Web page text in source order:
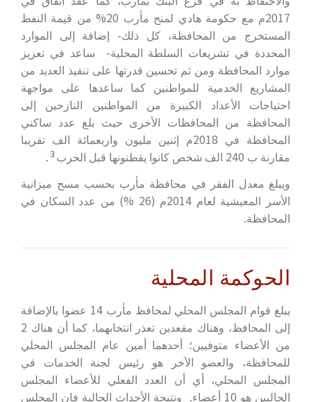
2017م مع حكومة هادي لمنح مأرب 20% من قيمة النفط
المستخرج من المحافظة، كل ذلك- إضافة إلى الموارد
المحددة في تشريعات السلطة المحلية- ساعد في تعزيز
موارد المحافظة ومن ثم تحسين قدرتها على تنفيذ العديد من
المشاريع الخدمية للمواطنين كما ساعدها على مواجهة
احتياجات الأعداد الكبيرة من المواطنين النازحين إلى
المحافظة من المحافظات الأخرى حيث بلغ عدد ساكني
المحافظة في 2018م إثنين مليون واربعمائة الف تقريبا
مقارنة ب 240 الف شخص كانوا يقطنونها قبل الحرب
3
.
ويبلغ معدل الفقر في محافظة مأرب بحسب مسح ميزانية
الأسر المعيشية لعام 2014م (26 %) من عدد السكان في
المحافظة.
الحوكمة المحلية
يبلغ قوام المجلس المحلي لمحافظ مأرب 14 عضوا بالإضافة
إلى المحافظ، وهناك مقعدين تعذر انتخابهما، كما أن هناك 2
من الأعضاء متوفيين؛ أحدهما أمين عام المجلس المحلي
للمحافظة، والعضو الآخر هو رئيس لجنة الخدمات في
المجلس المحلي، أي أن العدد الفعلي للأعضاء المجلس
الحاليين هو 10 أعضاء. ونتيجة الأحداث الحالية فان المجلس